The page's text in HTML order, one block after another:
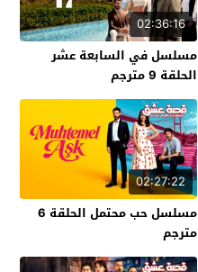
02:36:16
مسلسل في السابعة عشر
الحلقة 9 مترجم
02:27:22
مسلسل حب محتمل الحلقة 6
مترجم